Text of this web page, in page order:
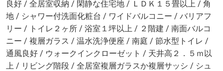
良好 / 全居室収納 / 閑静な住宅地 / ＬＤＫ１５畳以上 / 角
地 / シャワー付洗面化粧台 / ワイドバルコニー / バリアフ
リー / トイレ２ヶ所 / 浴室１坪以上 / ２階建 / 南面バルコ
ニー / 複層ガラス / 温水洗浄便座 / 南庭 / 節水型トイレ /
通風良好 / ウォークインクローゼット / 天井高２．５ｍ以
上 / リビング階段 / 全居室複層ガラスか複層サッシ / シュ